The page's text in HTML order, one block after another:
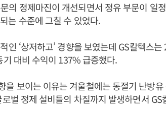
의 정제마진이 개선되면서 정유 부문이 일
는 수준에 그칠 수 있었다.
인 ‘상저하고’ 경향을 보였는데 GS칼텍스
대비 수익이 137% 급증했다.
을 보이는 이유는 겨울철에는 동절기 난방
벌 정제 설비들의 차질까지 발생하면서